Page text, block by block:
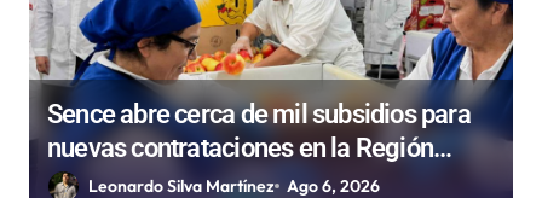
d
a
Sence abre cerca de mil subsidios para
nuevas contrataciones en la Región
Antofagasta
Leonardo Silva Martínez Ago 6, 2026